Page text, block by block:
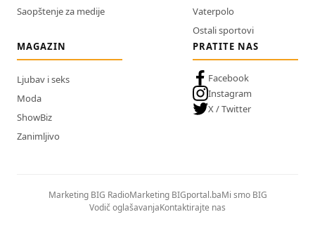
Saopštenje za medije
Vaterpolo
Ostali sportovi
MAGAZIN
Ljubav i seks
Moda
ShowBiz
Zanimljivo
PRATITE NAS
Facebook
Instagram
X / Twitter
Marketing BIG RadioMarketing BIGportal.baMi smo BIG
Vodič oglašavanjaKontaktirajte nas